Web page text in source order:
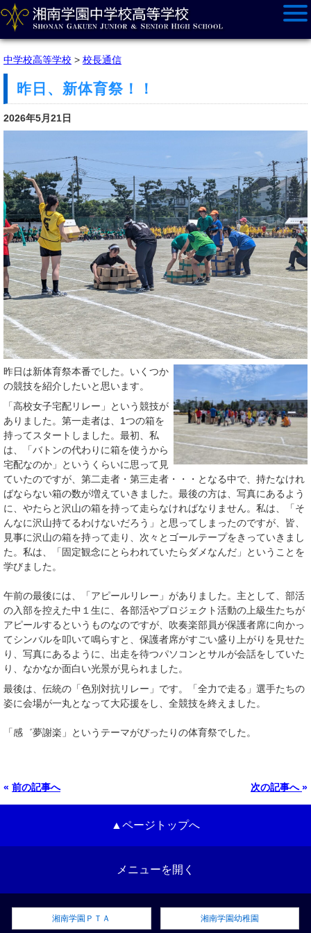
中学校高等学校 > 校長通信
昨日、新体育祭！！
2026年5月21日
昨日は新体育祭本番でした。いくつか
の競技を紹介したいと思います。
「高校女子宅配リレー」という競技が
ありました。第一走者は、1つの箱を
持ってスタートしました。最初、私
は、「バトンの代わりに箱を使うから
宅配なのか」というくらいに思って見
ていたのですが、第二走者・第三走者・・・となる中で、持たなけれ
ばならない箱の数が増えていきました。最後の方は、写真にあるよう
に、やたらと沢山の箱を持って走らなければなりません。私は、「そ
んなに沢山持てるわけないだろう」と思ってしまったのですが、皆、
見事に沢山の箱を持って走り、次々とゴールテープをきっていきまし
た。私は、「固定観念にとらわれていたらダメなんだ」ということを
学びました。
午前の最後には、「アピールリレー」がありました。主として、部活
の入部を控えた中１生に、各部活やプロジェクト活動の上級生たちが
アピールするというものなのですが、吹奏楽部員が保護者席に向かっ
てシンバルを叩いて鳴らすと、保護者席がすごい盛り上がりを見せた
り、写真にあるように、出走を待つパソコンとサルが会話をしていた
り、なかなか面白い光景が見られました。
最後は、伝統の「色別対抗リレー」です。「全力で走る」選手たちの
姿に会場が一丸となって大応援をし、全競技を終えました。
「感゛夢謝楽」というテーマがぴったりの体育祭でした。
« 前の記事へ 次の記事へ »
▲ページトップへ
メニューを開く
湘南学園ＰＴＡ 湘南学園幼稚園